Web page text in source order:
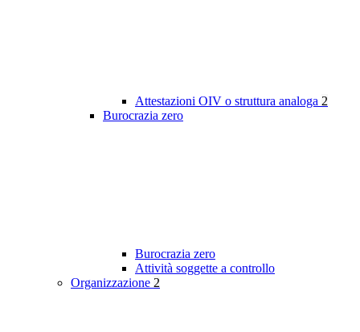
Attestazioni OIV o struttura analoga 2
Burocrazia zero
Burocrazia zero
Attività soggette a controllo
Organizzazione 2